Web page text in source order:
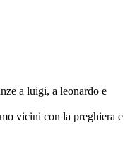
a luigi, a leonardo e
vicini con la preghiera e